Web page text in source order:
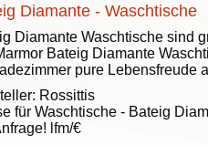
Diamante - Waschtische
Diamante Waschtische sind
Bateig Diamante
pure Lebensfreude
Rossittis
für Waschtische - Bateig
lfm/€